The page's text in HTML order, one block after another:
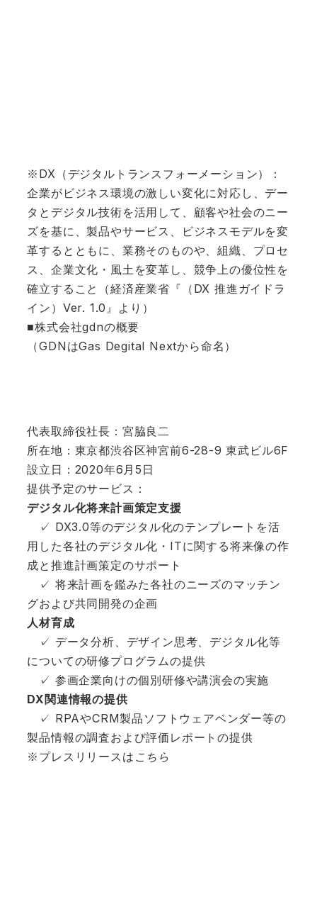
※DX（デジタルトランスフォーメーション）：
企業がビジネス環境の激しい変化に対応し、デー
タとデジタル技術を活用して、顧客や社会のニー
ズを基に、製品やサービス、ビジネスモデルを変
革するとともに、業務そのものや、組織、プロセ
ス、企業文化・風土を変革し、競争上の優位性を
確立すること（経済産業省『（DX 推進ガイドラ
イン）Ver. 1.0』より）
■株式会社gdnの概要
（GDNはGas Degital Nextから命名）
代表取締役社長：宮脇良二
所在地：東京都渋谷区神宮前6-28-9 東武ビル6F
設立日：2020年6月5日
提供予定のサービス：
デジタル化将来計画策定支援
✓ DX3.0等のデジタル化のテンプレートを活
用した各社のデジタル化・ITに関する将来像の作
成と推進計画策定のサポート
✓ 将来計画を鑑みた各社のニーズのマッチン
グおよび共同開発の企画
人材育成
✓ データ分析、デザイン思考、デジタル化等
についての研修プログラムの提供
✓ 参画企業向けの個別研修や講演会の実施
DX関連情報の提供
✓ RPAやCRM製品ソフトウェアベンダー等の
製品情報の調査および評価レポートの提供
※プレスリリースは こちら